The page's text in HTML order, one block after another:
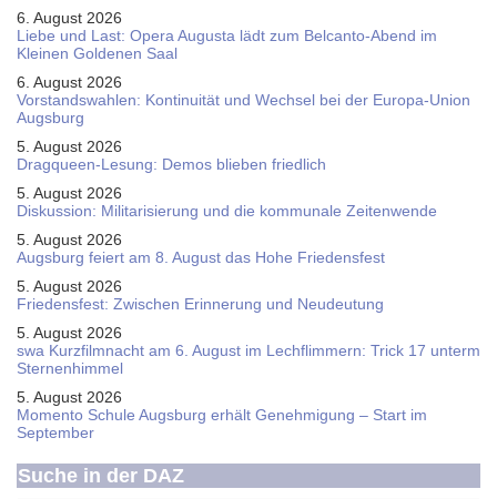
6. August 2026
Liebe und Last: Opera Augusta lädt zum Belcanto-Abend im
Kleinen Goldenen Saal
6. August 2026
Vorstandswahlen: Kontinuität und Wechsel bei der Europa-Union
Augsburg
5. August 2026
Dragqueen-Lesung: Demos blieben friedlich
5. August 2026
Diskussion: Mi­li­ta­ri­sie­rung und die kommunale Zeitenwende
5. August 2026
Augsburg feiert am 8. August das Hohe Friedensfest
5. August 2026
Friedensfest: Zwischen Erinnerung und Neudeutung
5. August 2026
swa Kurz­film­nacht am 6. August im Lech­flim­mern: Trick 17 unterm
Sternen­himmel
5. August 2026
Momento Schule Augsburg erhält Genehmigung – Start im
September
Suche in der DAZ